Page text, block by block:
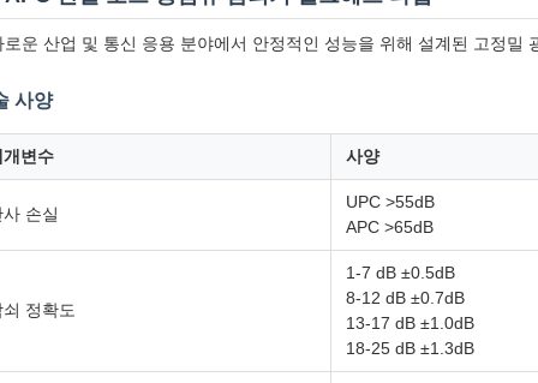
로운 산업 및 통신 응용 분야에서 안정적인 성능을 위해 설계된 고정밀
사양
개변수 사양
사 손실
UPC >55dB
APC >65dB
쇠 정확도
1-7 dB ±0.5dB
8-12 dB ±0.7dB
13-17 dB ±1.0dB
18-25 dB ±1.3dB